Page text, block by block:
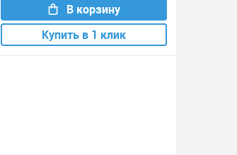
В корзину
Купить в 1 клик